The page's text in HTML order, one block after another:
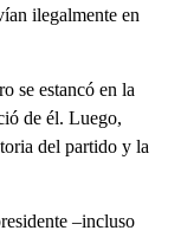
ilegalmente en
se estancó en la
de él. Luego,
del partido y la
–incluso